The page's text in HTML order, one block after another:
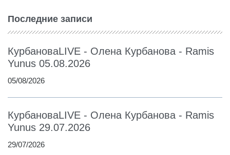
Последние записи
КурбановаLIVE - Олена Курбанова - Ramis
Yunus 05.08.2026
05/08/2026
КурбановаLIVE - Олена Курбанова - Ramis
Yunus 29.07.2026
29/07/2026